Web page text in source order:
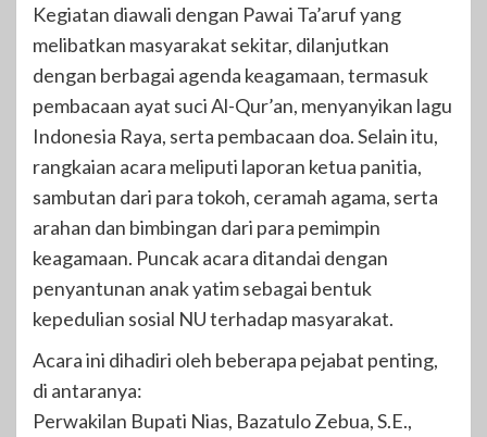
Kegiatan diawali dengan Pawai Ta’aruf yang
melibatkan masyarakat sekitar, dilanjutkan
dengan berbagai agenda keagamaan, termasuk
pembacaan ayat suci Al-Qur’an, menyanyikan lagu
Indonesia Raya, serta pembacaan doa. Selain itu,
rangkaian acara meliputi laporan ketua panitia,
sambutan dari para tokoh, ceramah agama, serta
arahan dan bimbingan dari para pemimpin
keagamaan. Puncak acara ditandai dengan
penyantunan anak yatim sebagai bentuk
kepedulian sosial NU terhadap masyarakat.
Acara ini dihadiri oleh beberapa pejabat penting,
di antaranya:
Perwakilan Bupati Nias, Bazatulo Zebua, S.E.,